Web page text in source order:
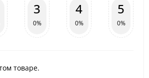
3
0%
4
0%
5
0%
товаре.